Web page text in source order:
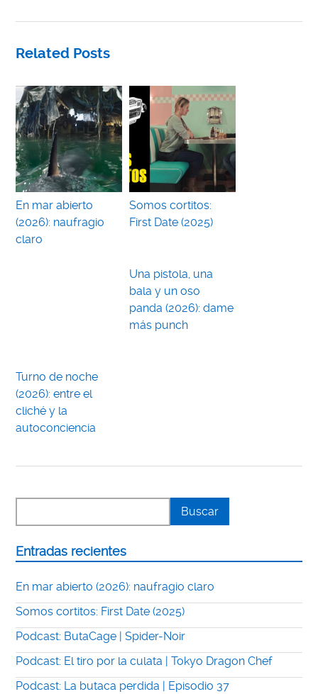
Related Posts
En mar abierto
(2026): naufragio
claro
Somos cortitos:
First Date (2025)
Una pistola, una
bala y un oso
panda (2026): dame
más punch
Turno de noche
(2026): entre el
cliché y la
autoconciencia
Entradas recientes
En mar abierto (2026): naufragio claro
Somos cortitos: First Date (2025)
Podcast: ButaCage | Spider-Noir
Podcast: El tiro por la culata | Tokyo Dragon Chef
Podcast: La butaca perdida | Episodio 37